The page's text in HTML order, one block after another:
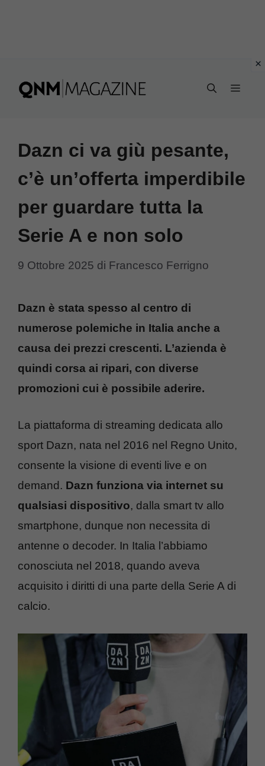
Dazn ci va giù pesante,
c’è un’offerta imperdibile
per guardare tutta la
Serie A e non solo
9 Ottobre 2025 di Francesco Ferrigno
Dazn è stata spesso al centro di
numerose polemiche in Italia anche a
causa dei prezzi crescenti. L’azienda è
quindi corsa ai ripari, con diverse
promozioni cui è possibile aderire.
La piattaforma di streaming dedicata allo
sport Dazn, nata nel 2016 nel Regno Unito,
consente la visione di eventi live e on
demand. Dazn funziona via internet su
qualsiasi dispositivo, dalla smart tv allo
smartphone, dunque non necessita di
antenne o decoder. In Italia l’abbiamo
conosciuta nel 2018, quando aveva
acquisito i diritti di una parte della Serie A di
calcio.